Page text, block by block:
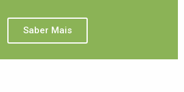
Saber Mais